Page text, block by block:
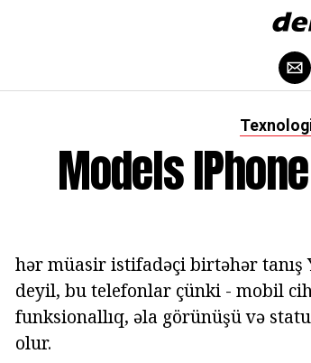
Models
hər müasir istifadəçi birtəhər tanış
deyil, bu telefonlar çünki - mobil
funksionallıq, əla görünüşü və
olur.